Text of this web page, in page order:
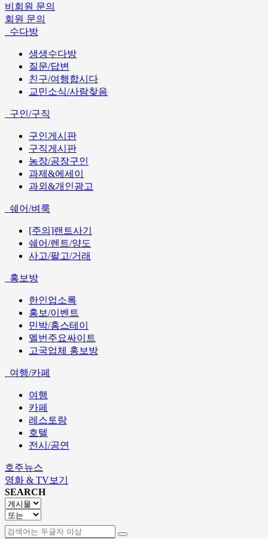
비회원 문의
회원 문의
수다방
생생수다방
질문/답변
친구/여행합시다
교민소식/사람찾음
구인/구직
구인게시판
구직게시판
농장/공장구인
과제&에세이
과외&개인광고
쉐어/벼룩
[주의]랜트사기
쉐어/렌트/양도
사고/팔고/거래
홍보방
한인업소록
홍보/이벤트
민박/홈스테이
멜번주요싸이트
고국업체 홍보방
여행/카페
여행
카페
레스토랑
호텔
전시/공연
호주뉴스
영화 & TV보기
SEARCH